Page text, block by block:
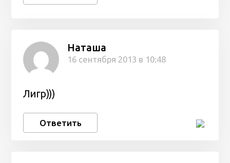
Наташа
16 сентября 2013 в 10:48
Лигр)))
Ответить